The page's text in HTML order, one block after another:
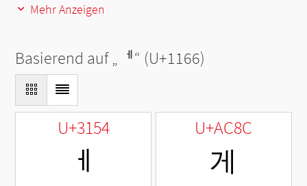
Mehr Anzeigen
Basierend auf „ ᅦ“ (U+1166)
U+3154
ㅔ
U+AC8C
게